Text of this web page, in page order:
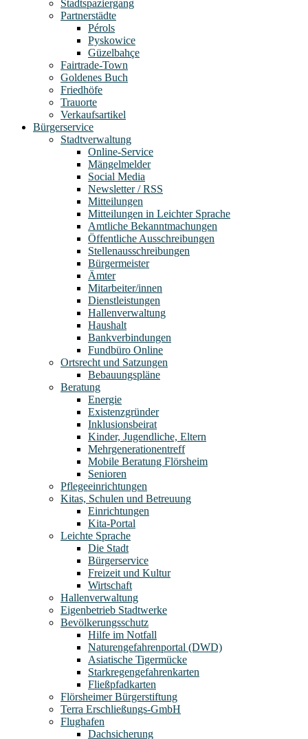
Stadtspaziergang
Partnerstädte
Pérols
Pyskowice
Güzelbahçe
Fairtrade-Town
Goldenes Buch
Friedhöfe
Trauorte
Verkaufsartikel
Bürgerservice
Stadtverwaltung
Online-Service
Mängelmelder
Social Media
Newsletter / RSS
Mitteilungen
Mitteilungen in Leichter Sprache
Amtliche Bekanntmachungen
Öffentliche Ausschreibungen
Stellenausschreibungen
Bürgermeister
Ämter
Mitarbeiter/innen
Dienstleistungen
Hallenverwaltung
Haushalt
Bankverbindungen
Fundbüro Online
Ortsrecht und Satzungen
Bebauungspläne
Beratung
Energie
Existenzgründer
Inklusionsbeirat
Kinder, Jugendliche, Eltern
Mehrgenerationentreff
Mobile Beratung Flörsheim
Senioren
Pflegeeinrichtungen
Kitas, Schulen und Betreuung
Einrichtungen
Kita-Portal
Leichte Sprache
Die Stadt
Bürgerservice
Freizeit und Kultur
Wirtschaft
Hallenverwaltung
Eigenbetrieb Stadtwerke
Bevölkerungsschutz
Hilfe im Notfall
Naturengefahrenportal (DWD)
Asiatische Tigermücke
Starkregengefahrenkarten
Fließpfadkarten
Flörsheimer Bürgerstiftung
Terra Erschließungs-GmbH
Flughafen
Dachsicherung